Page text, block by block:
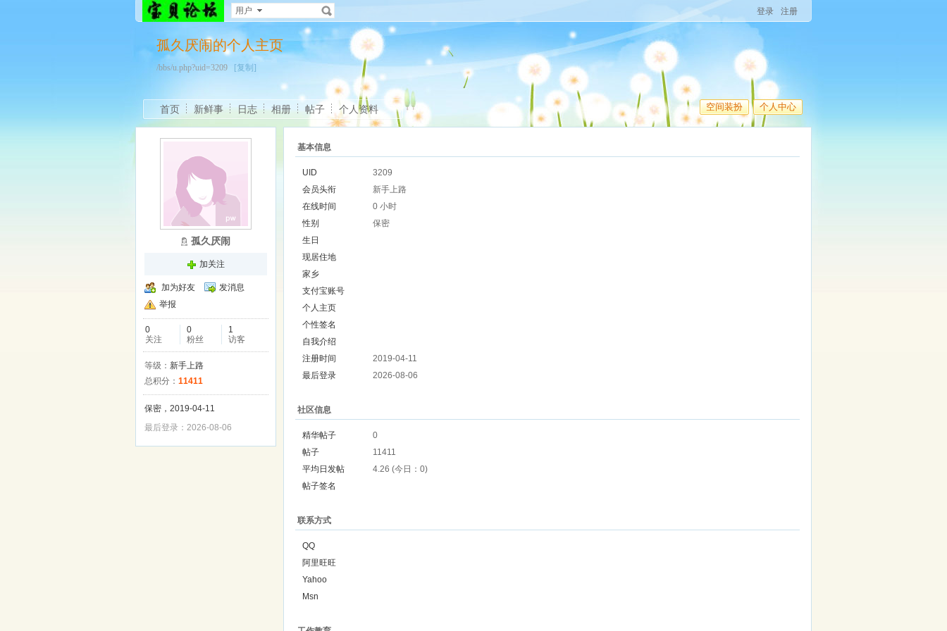
用户 登录 注册
孤久厌闹的个人主页
/bbs/u.php?uid=3209 [复制]
空间装扮 个人中心
首页 新鲜事 日志 相册 帖子 个人资料
孤久厌闹
加关注
加为好友
发消息
举报
0
关注
0
粉丝
1
访客
等级： 新手上路
总积分： 11411
保密，2019-04-11
最后登录：2026-08-06
基本信息
UID
3209
会员头衔
新手上路
在线时间
0 小时
性别
保密
生日
现居住地
家乡
支付宝账号
个人主页
个性签名
自我介绍
注册时间
2019-04-11
最后登录
2026-08-06
社区信息
精华帖子
0
帖子
11411
平均日发帖
4.26 (今日：0)
帖子签名
联系方式
QQ
阿里旺旺
Yahoo
Msn